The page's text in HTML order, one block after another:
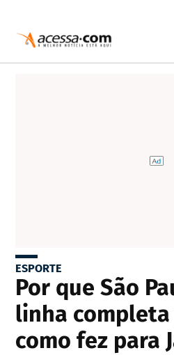
ESPORTE
Por que São
linha completa
como fez para